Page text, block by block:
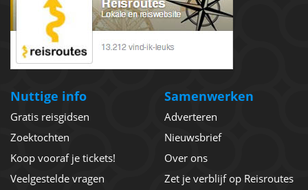
Nuttige info
Gratis reisgidsen
Zoektochten
Koop vooraf je tickets!
Veelgestelde vragen
Samenwerken
Adverteren
Nieuwsbrief
Over ons
Zet je verblijf op Reisroutes